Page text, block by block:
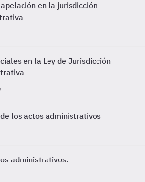
en la jurisdicción
en la Ley de Jurisdicción
los actos administrativos
administrativos.